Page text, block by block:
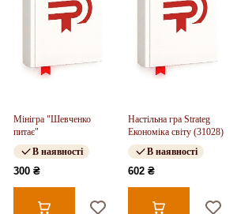
Мінігра "Шевченко
питає"
В наявності
300 ₴
Настільна гра Strateg
Економіка світу (31028)
В наявності
602 ₴